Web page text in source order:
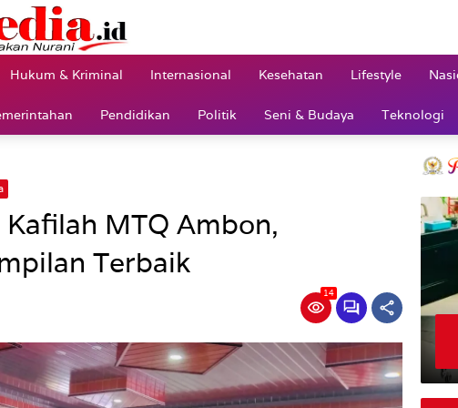
Hukum & Kriminal Internasional Kesehatan Lifestyle
Pendidikan Politik Seni & Budaya Teknologi
MTQ Ambon,
Terbaik
14